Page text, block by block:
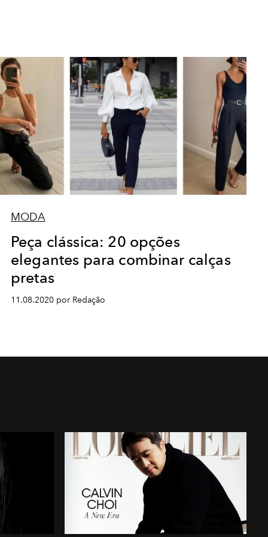
MODA
Peça clássica: 20 opções
elegantes para combinar calças
pretas
11.08.2020 por Redação